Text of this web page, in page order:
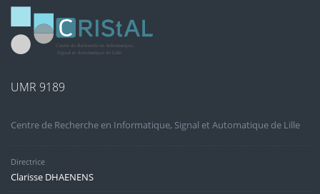
UMR 9189
Centre de Recherche en Informatique, Signal et Automatique de Lille
Directrice
Clarisse DHAENENS